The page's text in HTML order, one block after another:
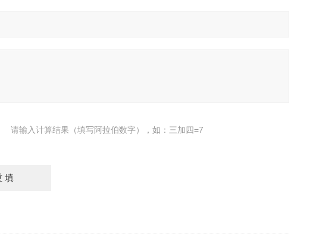
请输入计算结果（填写阿拉伯数字），如：三加四=7